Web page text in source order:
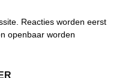
Reacties worden eerst
openbaar worden